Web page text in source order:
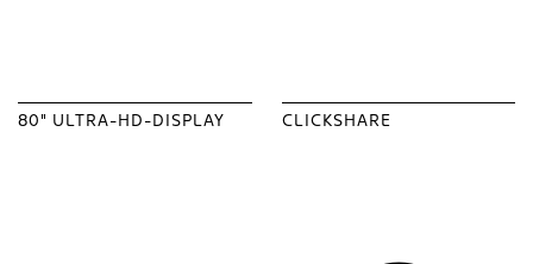
80" ULTRA-HD-DISPLAY CLICKSHARE